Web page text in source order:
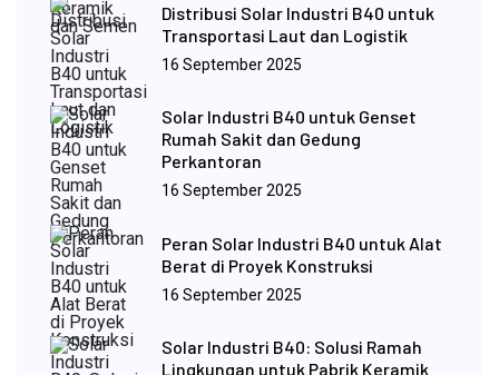
Distribusi Solar Industri B40 untuk
Transportasi Laut dan Logistik
16 September 2025
Solar Industri B40 untuk Genset
Rumah Sakit dan Gedung
Perkantoran
16 September 2025
Peran Solar Industri B40 untuk Alat
Berat di Proyek Konstruksi
16 September 2025
Solar Industri B40: Solusi Ramah
Lingkungan untuk Pabrik Keramik